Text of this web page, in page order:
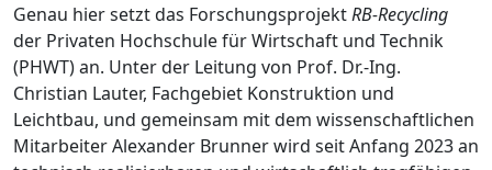
Genau hier setzt das ForschungsprojektRB-Recycling
der Privaten Hochschule für Wirtschaft und Technik
(PHWT) an. Unter der Leitung von Prof. Dr.-Ing.
Christian Lauter, Fachgebiet Konstruktion und
Leichtbau, und gemeinsam mit dem wissenschaftlichen
Mitarbeiter Alexander Brunner wird seit Anfang 2023 an